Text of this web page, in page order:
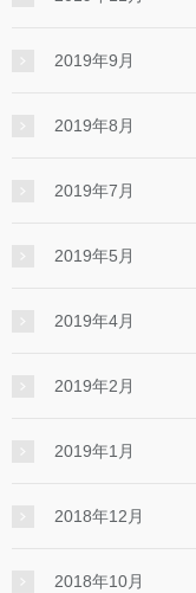
2019年9月
2019年8月
2019年7月
2019年5月
2019年4月
2019年2月
2019年1月
2018年12月
2018年10月